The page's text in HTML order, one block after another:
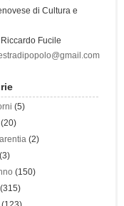
di Cultura e
Fucile
(5)
(20)
(2)
(3)
(150)
(315)